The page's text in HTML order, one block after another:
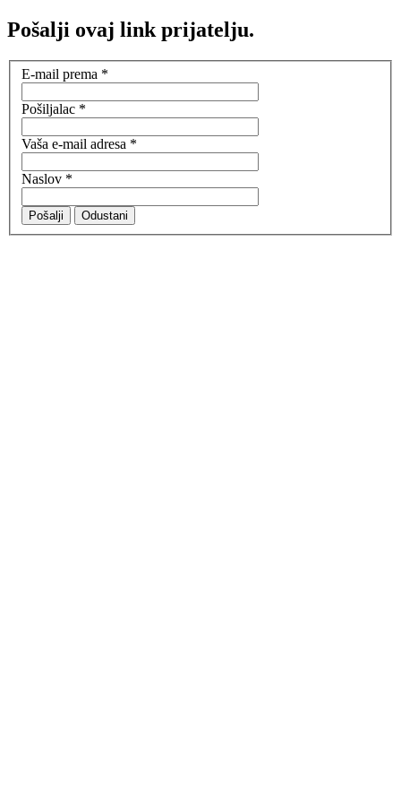
Pošalji ovaj link prijatelju.
E-mail prema *
Pošiljalac *
Vaša e-mail adresa *
Naslov *
Pošalji Odustani